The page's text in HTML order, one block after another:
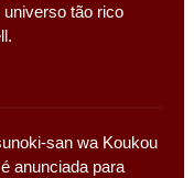
tão rico
san wa Koukou
anunciada para